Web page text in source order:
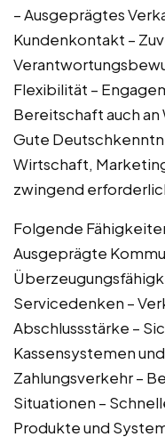
– Ausgeprägtes
Kundenkontakt –
Flexibilität –
Bereitschaft auch
Gute
Wirtschaft,
zwingend
Folgende
Ausgeprägte
Servicedenken –
Abschlussstärke –
Kassensystemen
Zahlungsverkehr –
Situationen –
Produkte und